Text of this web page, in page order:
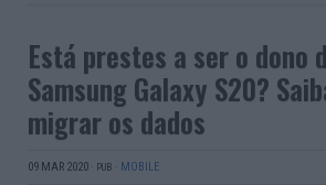
Está prestes a ser o dono
Samsung Galaxy S20?
migrar os dados
09 MAR 2020 · PUB · MOBILE